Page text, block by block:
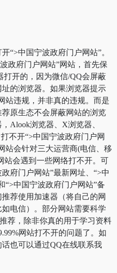
“>中国宁波政府门户网站”。
政府门户网站”网站，首先保
打开的，因为微信/QQ会屏蔽
的浏览器。如果浏览器提示
站违规，并非真的违规。而是
原生态不会屏蔽网站的浏览
Alook浏览器、X浏览器、
不开“>中国宁波政府门户网
站会针对三大运营商(电信、移
站会遇到一些网络打不开。可
府门户网站”最新网址、“>中
“>中国宁波政府门户网站”备
荐使用加速器（将自己的网
电信）。部分网站需要科学
荐，除非你真的用于学习资料
网站打不开的问题了。如
也可以通过QQ在线联系我